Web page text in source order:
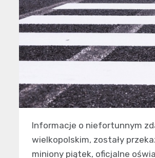
Informacje o niefortunnym
wielkopolskim, zostały
miniony piątek, oficjalne